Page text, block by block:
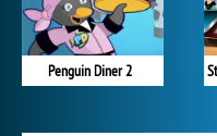
Penguin Diner 2